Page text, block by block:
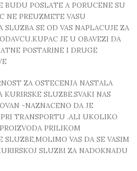
BUDU POSLATE A PORUCENE SU
NE PREUZMETE VASU
SLUZBA SE OD VAS NAPLACUJE ZA
JE U OBAVEZI DA
POSTARINE I DRUGE
ZA OSTECENJA NASTALA
SLUZBE.SVAKI NAS
-NAZNACENO DA JE
TRANSPORTU .ALI UKOLIKO
PRILIKOM
SLUZBE,MOLIMO VAS DA SE VASIM
SLUZBI ZA NADOKNADU